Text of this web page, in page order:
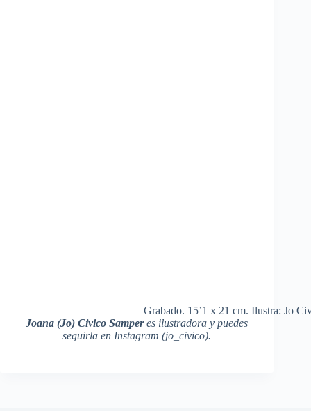
Grabado. 15’1 x 21 cm. Ilustra: Jo
Joana (Jo) Civico Samperes ilustradora y puedes
seguirla en Instagram (jo_civico).